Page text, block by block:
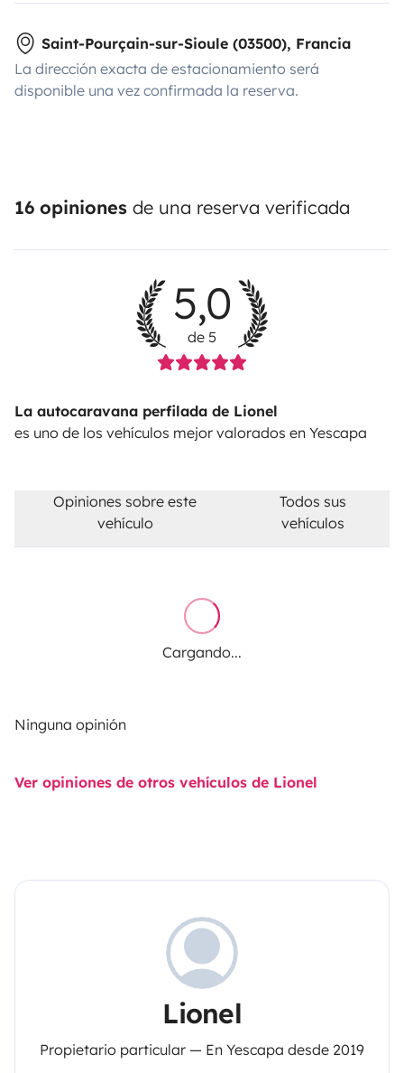
Saint-Pourçain-sur-Sioule (03500), Francia
La dirección exacta de estacionamiento será
disponible una vez confirmada la reserva.
16 opiniones de una reserva verificada
5,0
de 5
La autocaravana perfilada de Lionel
es uno de los vehículos mejor valorados en Yescapa
Opiniones sobre este
vehículo
Todos sus
vehículos
Cargando...
Ninguna opinión
Ver opiniones de otros vehículos de Lionel
Lionel
Propietario particular — En Yescapa desde 2019